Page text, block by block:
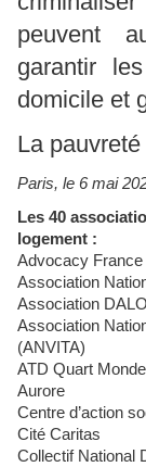
peuvent
garantir
domicile et
La pauvreté
Paris, le 6 mai
Les 40
logement :
Advocacy France
Association
Association DALO
Association
(ANVITA)
ATD Quart Monde
Aurore
Centre d’action
Cité Caritas
Collectif National